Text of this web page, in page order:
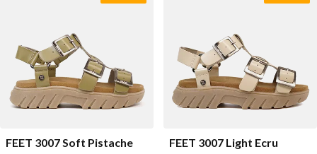
Chelseaboots
Hakken
Laarzen
MAG Iconen
FEET 3007 Soft Pistache
FEET 3007 Light Ecru